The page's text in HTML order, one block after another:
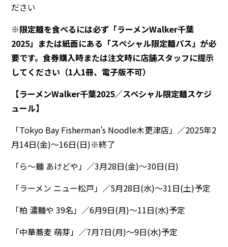
ださい
※限定麺を食べるには必ず「ラーメンWalker千葉
2025」または紙面にある「スペシャル限定麺パス」が必
要です。食券購入時または注文時に店舗スタッフに提示
してください（1人1冊、電子版不可）
【ラーメンWalker千葉2025／スペシャル限定麺スケジ
ュール】
「Tokyo Bay Fisherman’s Noodle木更津店」／2025年2
月14日(金)～16日(日)※終了
「ら～麺 あけどや」／3月28日(金)～30日(日)
「ラーメン ニュー松戸」／5月28日(水)～31日(土)予定
「柏 濃麺や 39名」／6月9日(月)～11日(水)予定
「中華蕎麦 萌芽」／7月7日(月)～9日(水)予定